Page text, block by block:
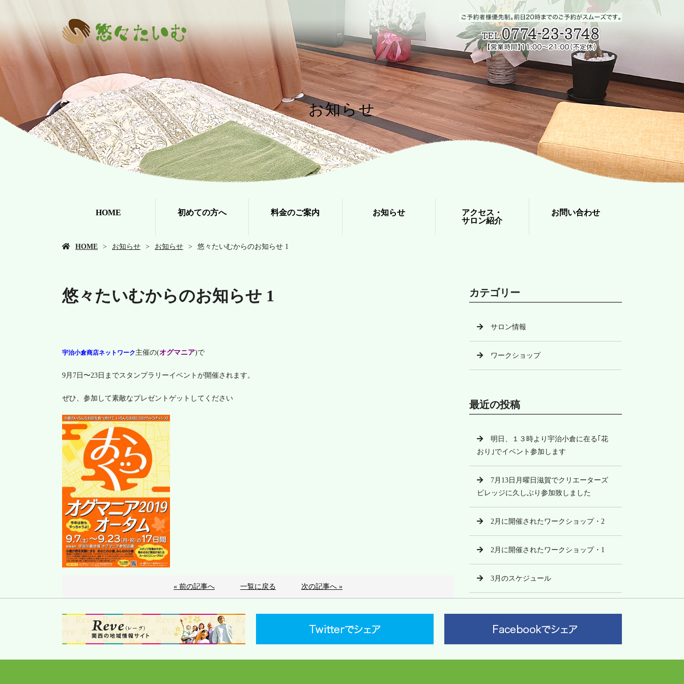
お知らせ
HOME 初めての方へ 料金のご案内 お知らせ
アクセス・
サロン紹介
お問い合わせ
HOME お知らせ お知らせ 悠々たいむからのお知らせ 1
悠々たいむからのお知らせ 1
宇治小倉商店ネットワーク主催の(オグマニア)で
9月7日〜23日までスタンプラリーイベントが開催されます。
ぜひ、参加して素敵なプレゼントゲットしてください
« 前の記事へ 一覧に戻る 次の記事へ »
カテゴリー
サロン情報
ワークショップ
最近の投稿
明日、１３時より宇治小倉に在る｢花
おり｣でイベント参加します
7月13日月曜日滋賀でクリエーターズ
ビレッジに久しぶり参加致しました
2月に開催されたワークショップ・2
2月に開催されたワークショップ・1
3月のスケジュール